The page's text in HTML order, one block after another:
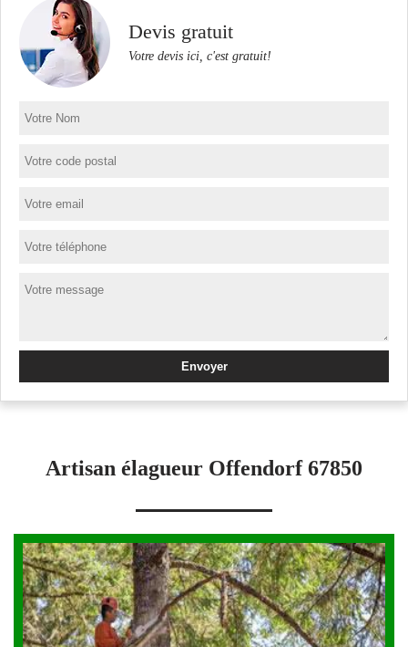
Devis gratuit
Votre devis ici, c'est gratuit!
Artisan élagueur Offendorf 67850